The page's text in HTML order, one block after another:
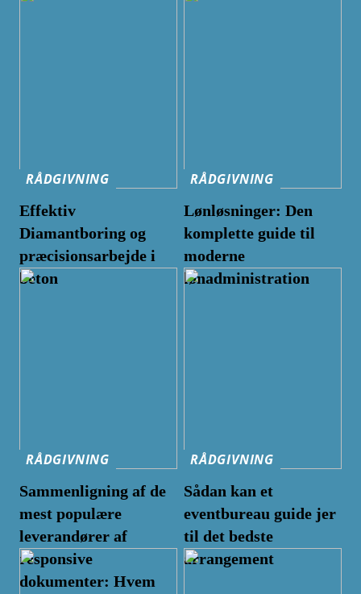
RÅDGIVNING
Effektiv
Diamantboring og
præcisionsarbejde i
beton
RÅDGIVNING
Lønløsninger: Den
komplette guide til
moderne
lønadministration
RÅDGIVNING
Sammenligning af de
mest populære
leverandører af
responsive
dokumenter: Hvem
RÅDGIVNING
Sådan kan et
eventbureau guide jer
til det bedste
arrangement